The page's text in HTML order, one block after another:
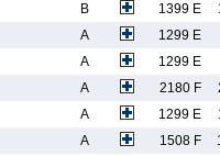
B 1399 E
A
1299 E
A
1299 E
A 2180 F
A 1299 E
A 1508 F